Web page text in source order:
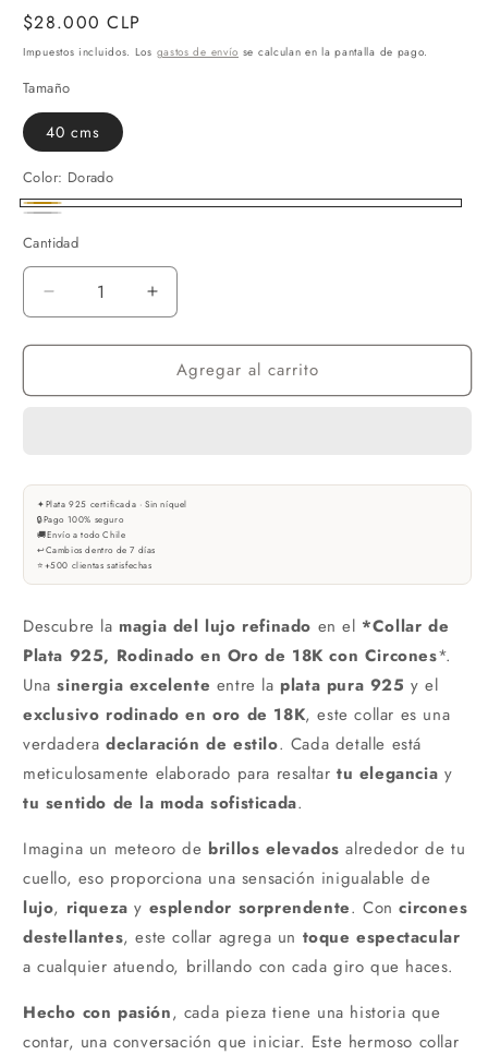
Precio
habitual
$28.000 CLP
Impuestos incluidos. Los gastos de envío se calculan en la pantalla de pago.
Tamaño
40 cms
Color: Dorado
Dorado
Cantidad
Reducir
cantidad
para
RAFAELA
Aumentar
cantidad
para
COLLAR
RAFAELA
Agregar al carrito
✦Plata 925 certificada · Sin níquel
🔒Pago 100% seguro
🚚Envío a todo Chile
↩Cambios dentro de 7 días
⭐+500 clientas satisfechas
Descubre la magia del lujo refinado en el *Collar de
Plata 925, Rodinado en Oro de 18K con Circones*.
Unasinergia excelente entre la plata pura 925 y el
exclusivo rodinado en oro de 18K, este collar es una
verdadera declaración de estilo. Cada detalle está
meticulosamente elaborado para resaltartu elegancia y
tu sentido de la moda sofisticada.
Imagina un meteoro de brillos elevados alrededor de tu
cuello, eso proporciona una sensación inigualable de
lujo, riqueza y esplendor sorprendente. Concircones
destellantes, este collar agrega un toque espectacular
a cualquier atuendo, brillando con cada giro que haces.
Hecho con pasión, cada pieza tiene una historia que
contar, una conversación que iniciar. Este hermoso collar